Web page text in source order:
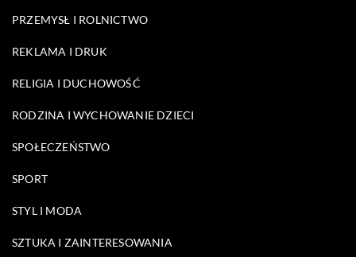
PRZEMYSŁ I ROLNICTWO
REKLAMA I DRUK
RELIGIA I DUCHOWOŚĆ
RODZINA I WYCHOWANIE DZIECI
SPOŁECZEŃSTWO
SPORT
STYL I MODA
SZTUKA I ZAINTERESOWANIA